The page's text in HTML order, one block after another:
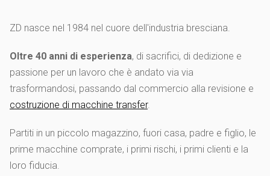
ZD nasce nel 1984 nel cuore dell'industria bresciana.
Oltre 40 anni di esperienza, di sacrifici, di dedizione e
passione per un lavoro che è andato via via
trasformandosi, passando dal commercio alla revisione e
costruzione di macchine transfer.
Partiti in un piccolo magazzino, fuori casa, padre e figlio, le
prime macchine comprate, i primi rischi, i primi clienti e la
loro fiducia.